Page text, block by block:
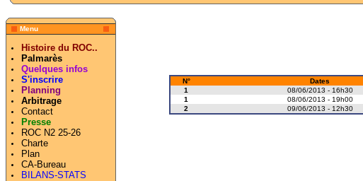
Menu
Histoire du ROC..
Palmarès
Quelques infos
S'inscrire
Planning
Arbitrage
Contact
Presse
ROC N2 25-26
Charte
Plan
CA-Bureau
BILANS-STATS
N°
Dates
1
08/06/2013 - 16h30
1
08/06/2013 - 19h00
2
09/06/2013 - 12h30